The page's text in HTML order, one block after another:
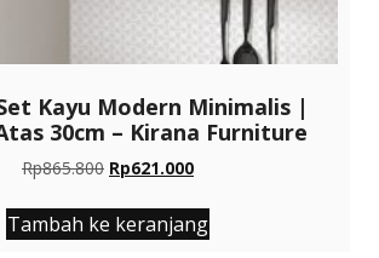
Kayu Modern Minimalis |
30cm – Kirana Furniture
Rp865.800 Harga
adalah:
Rp865.800.
Rp621.000Harga
ini
adalah:
Tambah ke keranjang